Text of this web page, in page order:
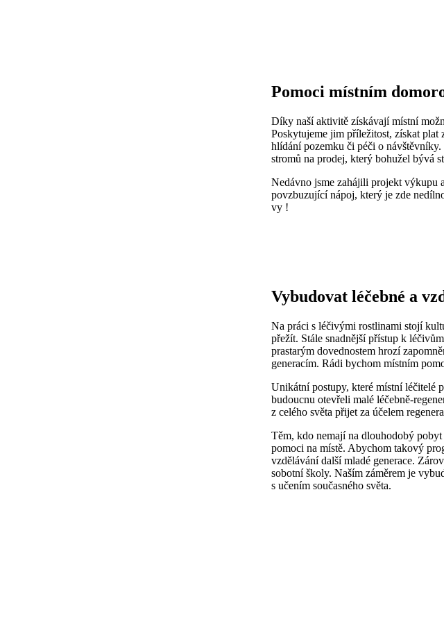
Pomoci místním
Díky naší aktivitě získávají místní
Poskytujeme jim příležitost, získat plat
hlídání pozemku či péči o
stromů na prodej, který bohužel bývá
Nedávno jsme zahájili projekt výkupu
povzbuzující nápoj, který je zde
vy !
Vybudovat léčebné a
Na práci s léčivými rostlinami stojí
přežít. Stále snadnější přístup k
prastarým dovednostem hrozí
generacím. Rádi bychom místním
Unikátní postupy, které místní léčitelé
budoucnu otevřeli malé léčebně-
z celého světa přijet za účelem
Těm, kdo nemají na dlouhodobý
pomoci na místě. Abychom takový
vzdělávání další mladé generace.
sobotní školy. Naším záměrem je
s učením současného světa.